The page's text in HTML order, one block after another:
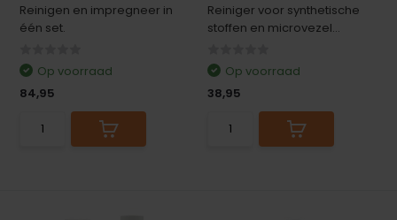
Reinigen en impregneer in
één set.
Op voorraad
84,95
Reiniger voor synthetische
stoffen en microvezel...
Op voorraad
38,95